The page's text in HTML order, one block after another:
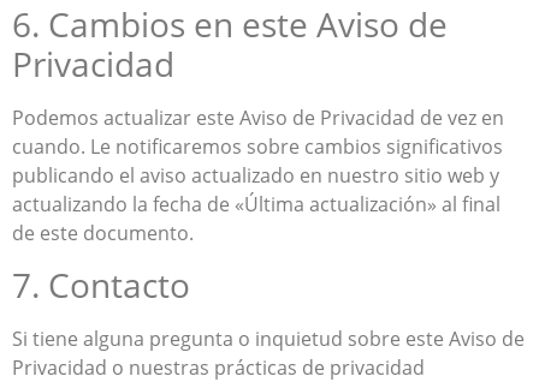
6. Cambios en este Aviso de
Privacidad
Podemos actualizar este Aviso de Privacidad de vez en
cuando. Le notificaremos sobre cambios significativos
publicando el aviso actualizado en nuestro sitio web y
actualizando la fecha de «Última actualización» al final
de este documento.
7. Contacto
Si tiene alguna pregunta o inquietud sobre este Aviso de
Privacidad o nuestras prácticas de privacidad